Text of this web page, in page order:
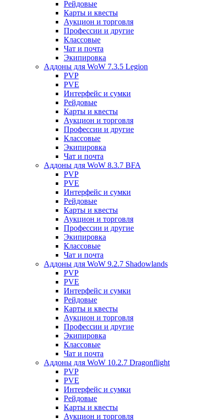
Рейдовые
Карты и квесты
Аукцион и торговля
Профессии и другие
Классовые
Чат и почта
Экипировка
Аддоны для WoW 7.3.5 Legion
PVP
PVE
Интерфейс и сумки
Рейдовые
Карты и квесты
Аукцион и торговля
Профессии и другие
Классовые
Экипировка
Чат и почта
Аддоны для WoW 8.3.7 BFA
PVP
PVE
Интерфейс и сумки
Рейдовые
Карты и квесты
Аукцион и торговля
Профессии и другие
Экипировка
Классовые
Чат и почта
Аддоны для WoW 9.2.7 Shadowlands
PVP
PVE
Интерфейс и сумки
Рейдовые
Карты и квесты
Аукцион и торговля
Профессии и другие
Экипировка
Классовые
Чат и почта
Аддоны для WoW 10.2.7 Dragonflight
PVP
PVE
Интерфейс и сумки
Рейдовые
Карты и квесты
Аукцион и торговля